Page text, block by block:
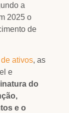
a
2025 o
de
ativos, as
e
do
e o